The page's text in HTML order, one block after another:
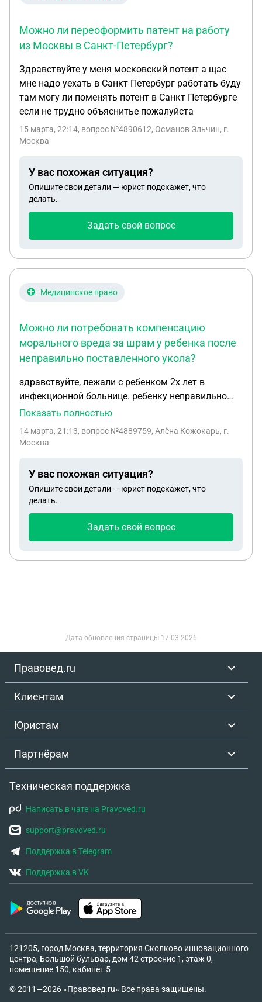
Можно ли переоформить патент на работу
из Москвы в Санкт-Петербург?
Здравствуйте у меня московский потент а щас
мне надо уехать в Санкт Петербург работать буду
там могу ли поменять потент в Санкт Петербурге
если не трудно объяснитье пожалуйста
15 марта, 22:14, вопрос №4890612, Османов Эльчин, г.
Москва
У вас похожая ситуация?
Опишите свои детали — юрист подскажет, что
делать.
Задать свой вопрос
Медицинское право
Можно ли потребовать компенсацию
морального вреда за шрам у ребенка после
неправильно поставленного укола?
здравствуйте, лежали с ребенком 2х лет в
инфекционной больнице. ребенку неправильно
поставили укол, к него остался шрам. могу ли я
больнице? совсем маленький ребенок и такой
Показать полностью
14 марта, 21:13, вопрос №4889759, Алёна Кожокарь, г.
Москва
У вас похожая ситуация?
Опишите свои детали — юрист подскажет, что
делать.
Задать свой вопрос
Дата обновления страницы 17.03.2026
Правовед.ru
Клиентам
Юристам
Партнёрам
Техническая поддержка
Написать в чате на Pravoved.ru
support@pravoved.ru
Поддержка в Telegram
Поддержка в VK
121205, город Москва, территория Сколково инновационного
центра, Большой бульвар, дом 42 строение 1, этаж 0,
помещение 150, кабинет 5
© 2011—2026 «Правовед.ru» Все права защищены.